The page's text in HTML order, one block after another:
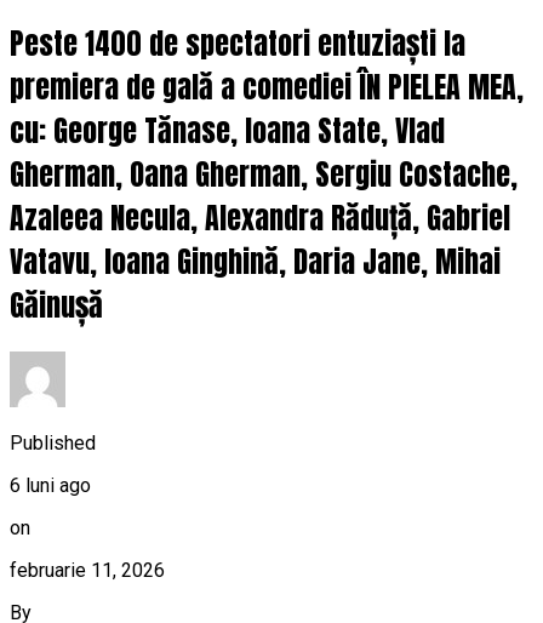
Peste 1400 de spectatori entuziaști la
premiera de gală a comediei ÎN PIELEA MEA,
cu: George Tănase, Ioana State, Vlad
Gherman, Oana Gherman, Sergiu Costache,
Azaleea Necula, Alexandra Răduță, Gabriel
Vatavu, Ioana Ginghină, Daria Jane, Mihai
Găinușă
Published
6 luni ago
on
februarie 11, 2026
By